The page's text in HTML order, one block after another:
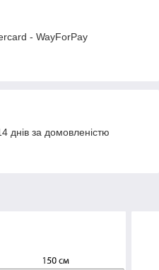
- WayForPay
днів за домовленістю